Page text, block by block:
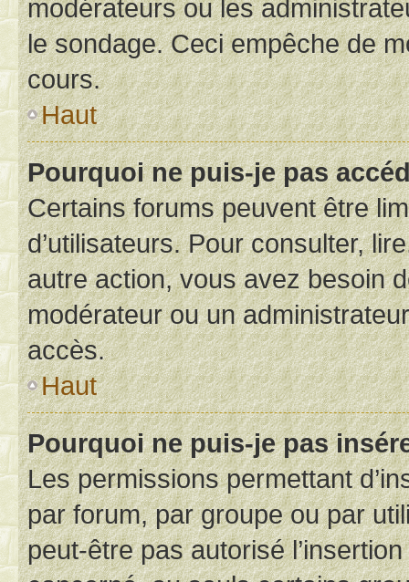
modérateurs ou les
le sondage. Ceci empêche de
cours.
Haut
Pourquoi ne puis-je pas
Certains forums peuvent être
d’utilisateurs. Pour consulter,
autre action, vous avez besoin
modérateur ou un
accès.
Haut
Pourquoi ne puis-je pas
Les permissions permettant
par forum, par groupe ou par
peut-être pas autorisé